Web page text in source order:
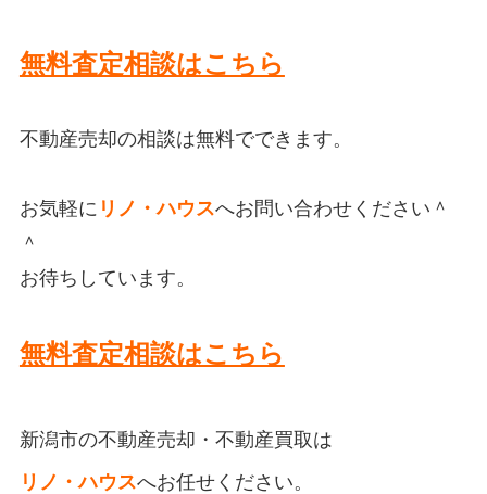
無料査定相談はこちら
不動産売却の相談は無料でできます。
お気軽に リノ・ハウスへお問い合わせください＾
＾
お待ちしています。
無料査定相談はこちら
新潟市の不動産売却・不動産買取は
リノ・ハウスへお任せください。